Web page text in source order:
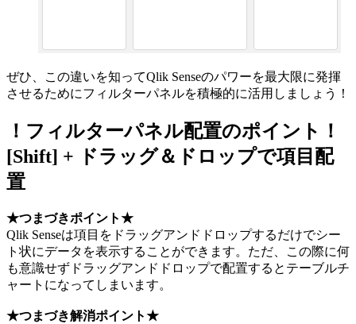
ぜひ、この違いを知ってQlik Senseのパワーを最大限に発揮
させるためにフィルターパネルを積極的に活用しましょう！
！フィルターパネル配置のポイント！
[Shift] + ドラッグ＆ドロップで項目配
置
★つまづきポイント★
Qlik Senseは項目をドラッグアンドドロップするだけでシー
ト状にデータを表示することができます。ただ、この際に何
も意識せずドラッグアンドドロップで配置するとテーブルチ
ャートになってしまいます。
★つまづき解消ポイント★